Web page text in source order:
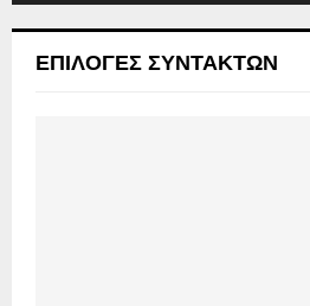
ΕΠΙΛΟΓΕΣ ΣΥΝΤΑΚΤΩΝ